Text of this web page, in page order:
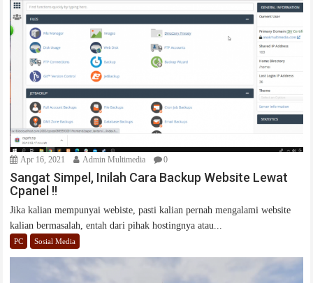
Apr 16, 2021 Admin Multimedia 0
Sangat Simpel, Inilah Cara Backup Website Lewat
Cpanel !!
Jika kalian mempunyai webiste, pasti kalian pernah mengalami website
kalian bermasalah, entah dari pihak hostingnya atau...
PC Sosial Media